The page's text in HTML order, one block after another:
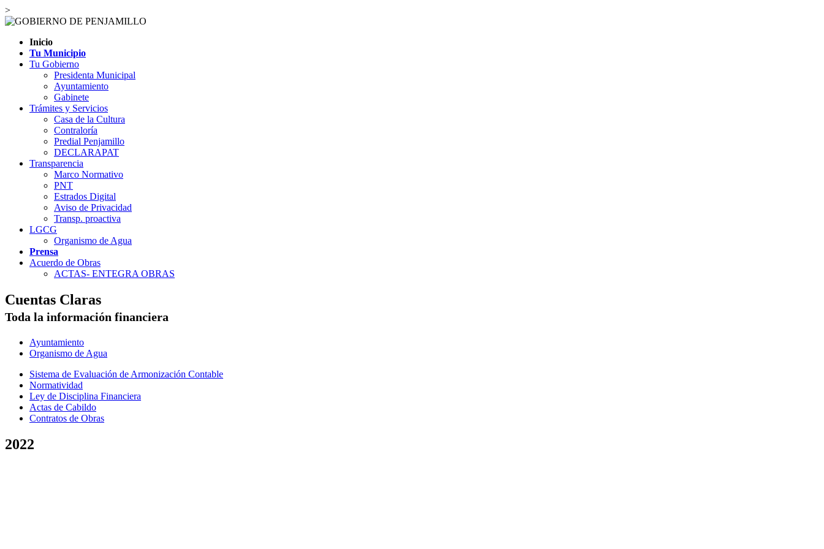
>
Inicio
Tu Municipio
Tu Gobierno
Presidenta Municipal
Ayuntamiento
Gabinete
Trámites y Servicios
Casa de la Cultura
Contraloría
Predial Penjamillo
DECLARAPAT
Transparencia
Marco Normativo
PNT
Estrados Digital
Aviso de Privacidad
Transp. proactiva
LGCG
Organismo de Agua
Prensa
Acuerdo de Obras
ACTAS- ENTEGRA OBRAS
Cuentas Claras
Toda la información financiera
Ayuntamiento
Organismo de Agua
Sistema de Evaluación de Armonización Contable
Normatividad
Ley de Disciplina Financiera
Actas de Cabildo
Contratos de Obras
2022